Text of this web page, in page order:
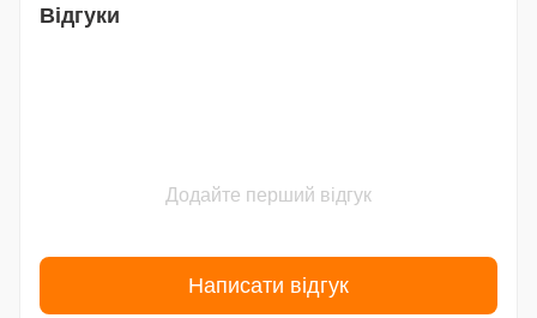
Відгуки
Додайте перший відгук
Написати відгук